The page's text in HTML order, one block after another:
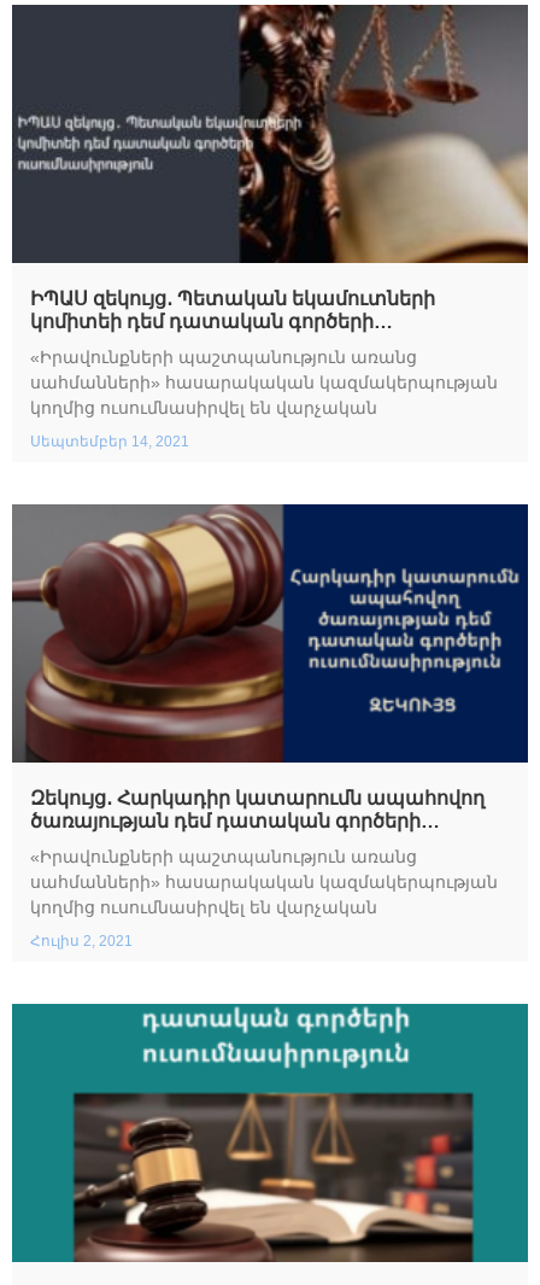
ԻՊԱՍ զեկույց․ Պետական եկամուտների
կոմիտեի դեմ դատական գործերի
Սեպտեմբեր 14, 2021
«Իրավունքների պաշտպանություն առանց
սահմանների» հասարակական կազմակերպության
կողմից ուսումնասիրվել են վարչական
Զեկույց․ Հարկադիր կատարումն ապահովող
ծառայության դեմ դատական գործերի
Հուլիս 2, 2021
«Իրավունքների պաշտպանություն առանց
սահմանների» հասարակական կազմակերպության
կողմից ուսումնասիրվել են վարչական